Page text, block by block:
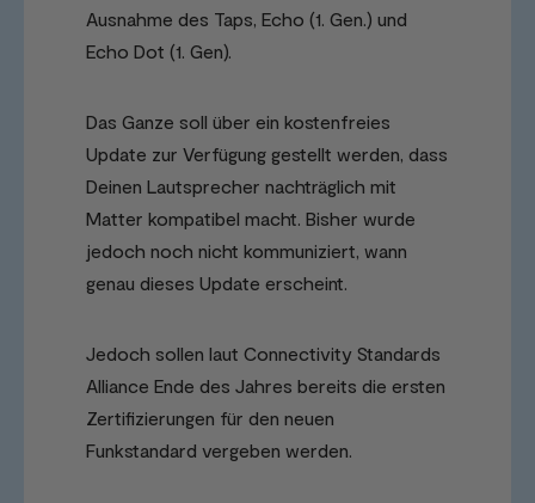
Ausnahme des Taps, Echo (1. Gen.) und
Echo Dot (1. Gen).
Das Ganze soll über ein kostenfreies
Update zur Verfügung gestellt werden, dass
Deinen Lautsprecher nachträglich mit
Matter kompatibel macht. Bisher wurde
jedoch noch nicht kommuniziert, wann
genau dieses Update erscheint.
Jedoch sollen laut Connectivity Standards
Alliance Ende des Jahres bereits die ersten
Zertifizierungen für den neuen
Funkstandard vergeben werden.